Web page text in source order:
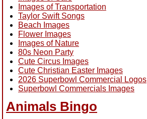
Images of Transportation
Taylor Swift Songs
Beach Images
Flower Images
Images of Nature
80s Neon Party
Cute Circus Images
Cute Christian Easter Images
2026 Superbowl Commercial Logos
Superbowl Commercials Images
Animals Bingo